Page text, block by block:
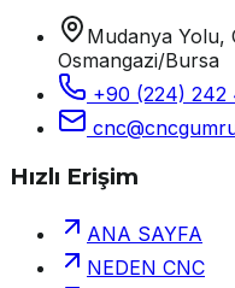
Mudanya Yolu,
Osmangazi/Bursa
+90 (224) 242
Hızlı Erişim
ANA SAYFA
NEDEN CNC